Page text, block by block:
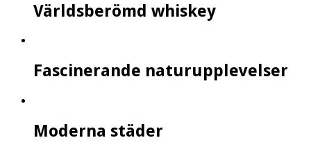
Världsberömd whiskey
Fascinerande naturupplevelser
Moderna städer